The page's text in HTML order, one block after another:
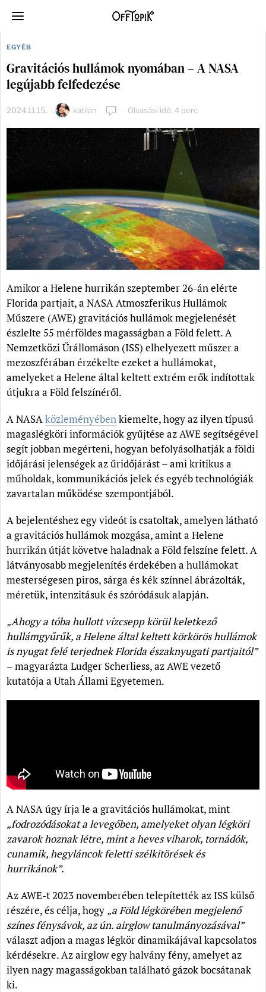
EGYÉB
Gravitációs hullámok nyomában – A NASA
legújabb felfedezése
2024.11.15. katilan Olvasási idő: 4 perc
Amikor a Helene hurrikán szeptember 26-án elérte
Florida partjait, a NASA Atmoszferikus Hullámok
Műszere (AWE) gravitációs hullámok megjelenését
észlelte 55 mérföldes magasságban a Föld felett. A
Nemzetközi Űrállomáson (ISS) elhelyezett műszer a
mezoszférában érzékelte ezeket a hullámokat,
amelyeket a Helene által keltett extrém erők indítottak
útjukra a Föld felszínéről.
A NASAközleményébenkiemelte, hogy az ilyen típusú
magaslégköri információk gyűjtése az AWE segítségével
segít jobban megérteni, hogyan befolyásolhatják a földi
időjárási jelenségek az űridőjárást – ami kritikus a
műholdak, kommunikációs jelek és egyéb technológiák
zavartalan működése szempontjából.
A bejelentéshez egy videót is csatoltak, amelyen látható
a gravitációs hullámok mozgása, amint a Helene
hurrikán útját követve haladnak a Föld felszíne felett. A
látványosabb megjelenítés érdekében a hullámokat
mesterségesen piros, sárga és kék színnel ábrázolták,
méretük, intenzitásuk és szóródásuk alapján.
„Ahogy a tóba hullott vízcsepp körül keletkező
hullámgyűrűk, a Helene által keltett körkörös hullámok
is nyugat felé terjednek Florida északnyugati partjaitól”
– magyarázta Ludger Scherliess, az AWE vezető
kutatója a Utah Állami Egyetemen.
A NASA úgy írja le a gravitációs hullámokat, mint
„fodrozódásokat a levegőben, amelyeket olyan légköri
zavarok hoznak létre, mint a heves viharok, tornádók,
cunamik, hegyláncok feletti szélkitörések és
hurrikánok”.
Az AWE-t 2023 novemberében telepítették az ISS külső
részére, és célja, hogy „a Föld légkörében megjelenő
színes fénysávok, az ún. airglow tanulmányozásával”
választ adjon a magas légkör dinamikájával kapcsolatos
kérdésekre. Az airglow egy halvány fény, amelyet az
ilyen nagy magasságokban található gázok bocsátanak
ki.